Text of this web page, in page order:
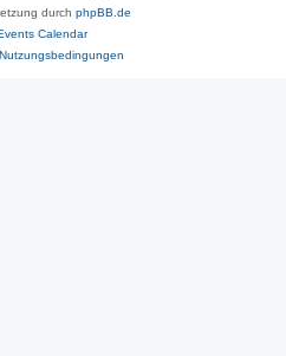
durch phpBB.de
Calendar
Nutzungsbedingungen